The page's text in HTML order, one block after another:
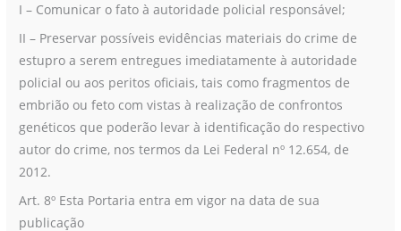
I – Comunicar o fato à autoridade policial responsável;
II – Preservar possíveis evidências materiais do crime de
estupro a serem entregues imediatamente à autoridade
policial ou aos peritos oficiais, tais como fragmentos de
embrião ou feto com vistas à realização de confrontos
genéticos que poderão levar à identificação do respectivo
autor do crime, nos termos da Lei Federal nº 12.654, de
2012.
Art. 8º Esta Portaria entra em vigor na data de sua
publicação